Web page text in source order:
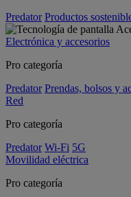
Predator Productos
Electrónica y accesorios
Pro categoría
Predator Prendas, bolsos y
Red
Pro categoría
Predator Wi-Fi 5G
Movilidad eléctrica
Pro categoría